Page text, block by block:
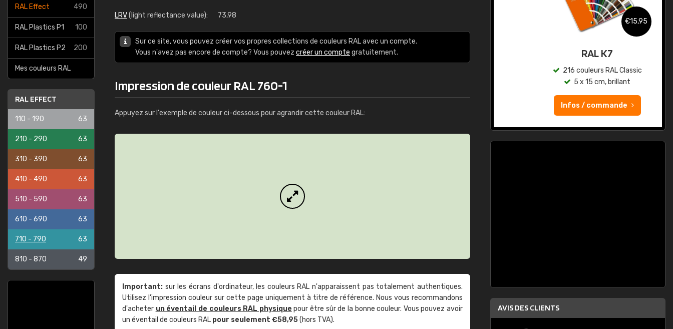
RAL Effect 490
RAL Plastics P1 100
RAL Plastics P2 200
Mes couleurs RAL
RAL EFFECT
110 - 190 63
210 - 290 63
310 - 390 63
410 - 490 63
510 - 590 63
610 - 690 63
710 - 790 63
810 - 870 49
LRV(light reflectance value): 73,98
Sur ce site, vous pouvez créer vos propres collections de couleurs RAL avec un compte.
Vous n'avez pas encore de compte? Vous pouvez créer un compte gratuitement.
Impression de couleur RAL 760-1
Appuyez sur l'exemple de couleur ci-dessous pour agrandir cette couleur RAL:
Important: sur les écrans d'ordinateur, les couleurs RAL n'apparaissent pas totalement authentiques.
Utilisez l'impression couleur sur cette page uniquement à titre de référence. Nous vous recommandons
d'acheter un éventail de couleurs RAL physique pour être sûr de la bonne couleur. Vous pouvez avoir
un éventail de couleurs RAL pour seulement €58,95(hors TVA).
RAL K7 à base d'eau
€15,95
RAL K7
216 couleurs RAL Classic
5 x 15 cm, brillant
Infos / commande
AVIS DES CLIENTS